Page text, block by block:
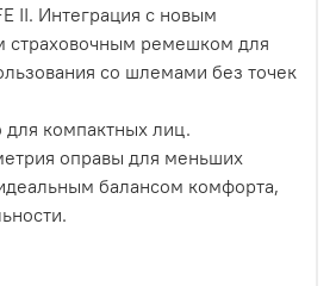
II. Интеграция с новым
страховочным ремешком для
со шлемами без точек
компактных лиц.
оправы для меньших
балансом комфорта,